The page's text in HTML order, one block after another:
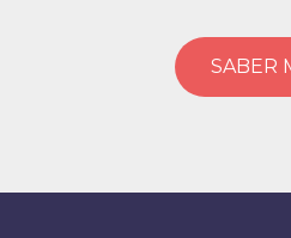
SABER